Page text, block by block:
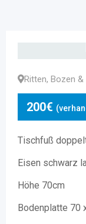
Ritten, Bozen &
200€
Tischfuß
Eisen schwarz
Höhe 70cm
Bodenplatte 70